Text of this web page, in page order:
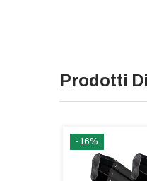
Prodotti
-16%